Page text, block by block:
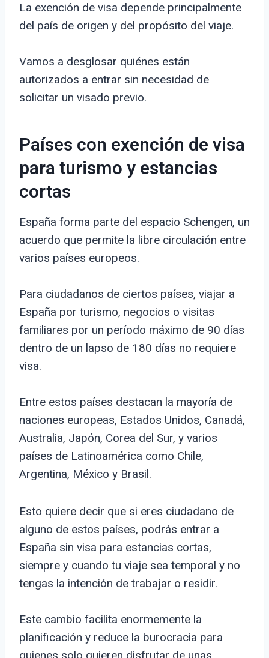
La exención de visa depende principalmente
del país de origen y del propósito del viaje.
Vamos a desglosar quiénes están
autorizados a entrar sin necesidad de
solicitar un visado previo.
Países con exención de visa
para turismo y estancias
cortas
España forma parte del espacio Schengen, un
acuerdo que permite la libre circulación entre
varios países europeos.
Para ciudadanos de ciertos países, viajar a
España por turismo, negocios o visitas
familiares por un período máximo de 90 días
dentro de un lapso de 180 días no requiere
visa.
Entre estos países destacan la mayoría de
naciones europeas, Estados Unidos, Canadá,
Australia, Japón, Corea del Sur, y varios
países de Latinoamérica como Chile,
Argentina, México y Brasil.
Esto quiere decir que si eres ciudadano de
alguno de estos países, podrás entrar a
España sin visa para estancias cortas,
siempre y cuando tu viaje sea temporal y no
tengas la intención de trabajar o residir.
Este cambio facilita enormemente la
planificación y reduce la burocracia para